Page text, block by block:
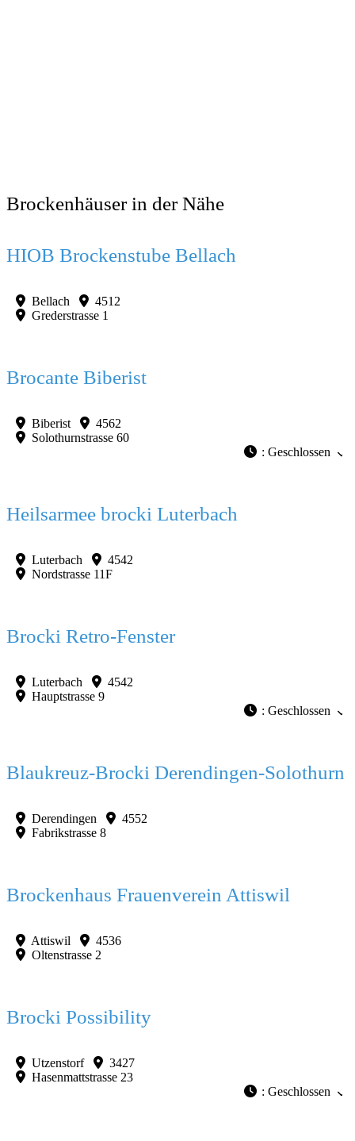
Brockenhäuser in der Nähe
HIOB Brockenstube Bellach
Bellach
4512
Grederstrasse 1
Brocante Biberist
Biberist
4562
Solothurnstrasse 60
: Geschlossen
Heilsarmee brocki Luterbach
Luterbach
4542
Nordstrasse 11F
Brocki Retro-Fenster
Luterbach
4542
Hauptstrasse 9
: Geschlossen
Blaukreuz-Brocki Derendingen-Solothurn
Derendingen
4552
Fabrikstrasse 8
Brockenhaus Frauenverein Attiswil
Attiswil
4536
Oltenstrasse 2
Brocki Possibility
Utzenstorf
3427
Hasenmattstrasse 23
: Geschlossen